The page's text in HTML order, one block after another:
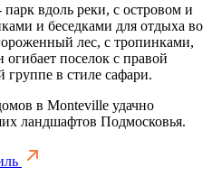
вдоль реки, с островом и
и беседками для отдыха во
лес, с тропинками,
поселок с правой
группе в стиле сафари.
в Monteville удачно
ландшафтов Подмосковья.